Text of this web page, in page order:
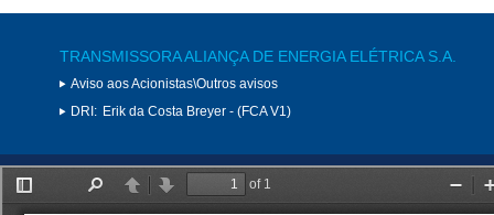
TRANSMISSORA ALIANÇA DE ENERGIA ELÉTRICA S.A.
Aviso aos Acionistas\Outros avisos
DRI: Erik da Costa Breyer - (FCA V1)